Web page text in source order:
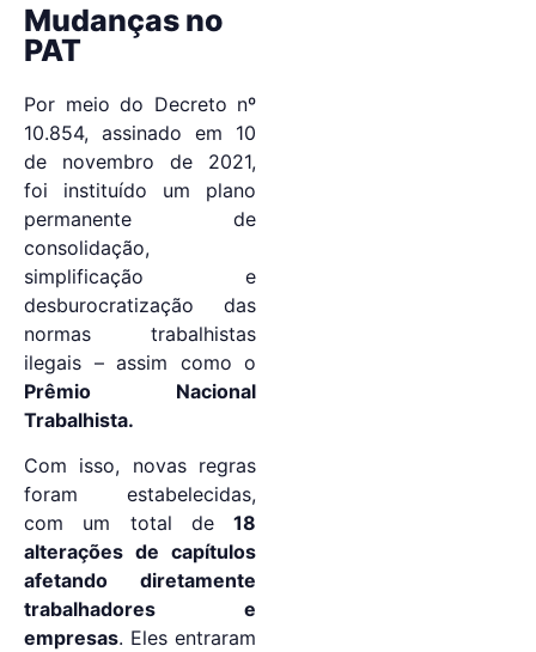
Mudanças no
PAT
Por meio do Decreto nº
10.854, assinado em 10
de novembro de 2021,
foi instituído um plano
permanente de
consolidação,
simplificação e
desburocratização das
normas trabalhistas
ilegais – assim como o
Prêmio Nacional
Trabalhista.
Com isso, novas regras
foram estabelecidas,
com um total de 18
alterações de capítulos
afetando diretamente
trabalhadores e
empresas. Eles entraram